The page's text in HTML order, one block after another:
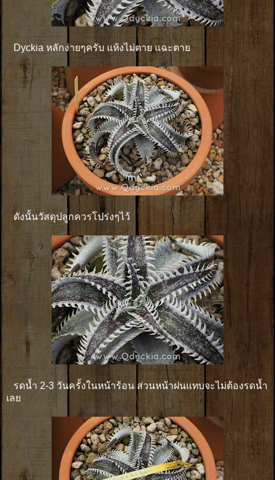
Dyckia หลักง่ายๆครับ แห้งไม่ตาย แฉะตาย
ดังนั้นวัสดุปลูกควรโปร่งๆไว้
รดน้ำ 2-3 วันครั้งในหน้าร้อน ส่วนหน้าฝนแทบจะไม่ต้องรดน้ำ
เลย